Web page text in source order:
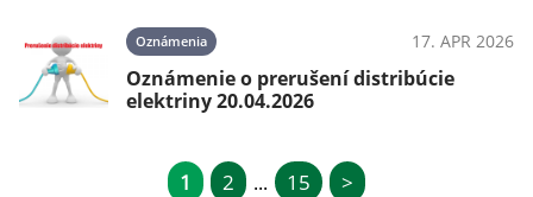
Oznámenia 17. APR 2026
Oznámenie o prerušení distribúcie
elektriny 20.04.2026
1 2 ... 15 >